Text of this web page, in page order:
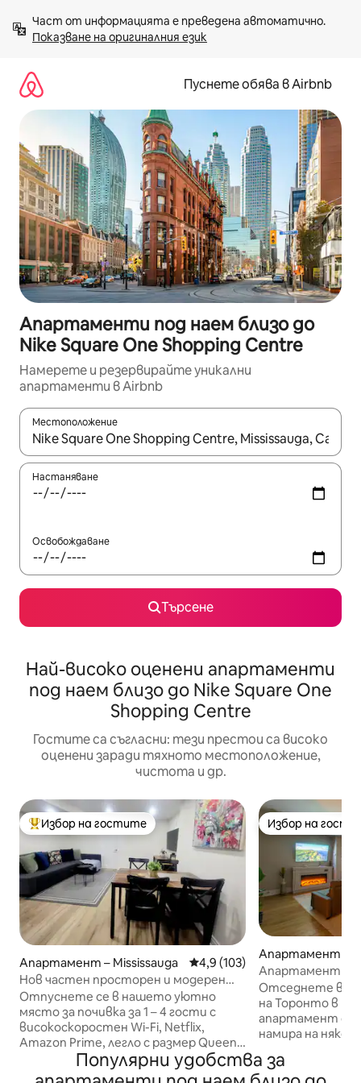
към
съдържанието
Показване на оригиналния език
Пуснете обява в Airbnb
Апартаменти под наем близо до
Nike Square One Shopping Centre
Намерете и резервирайте уникални
апартаменти в Airbnb
Местоположение
Когато резултатите се покажат, използвайте
Настаняване
Освобождаване
Търсене
Най-високо оценени апартаменти
под наем близо до Nike Square One
Shopping Centre
Гостите са съгласни: тези престои са високо
оценени заради тяхното местоположение,
чистота и др.
Най-популярен избор на гостите
Избор на гостите
Апартамент – Mississauga Средна оценка: 4,9 от 5,
4,9 (103)
Нов частен просторен и модерен
апартамент близо до Square One
Отпуснете се в нашето уютно
място за почивка за 1 – 4 гости с
високоскоростен Wi-Fi, Netflix,
Amazon Prime, легло с размер Queen
size и разтегателен диван.
Характеристиките включват
Избор на
Избор на
Апартамент –
Апартамент с
към хоризонта,
Си Ен Тауър
Отседнете в
на Торонто в
апартамент с
намира на
разполага с
Популярни удобства за